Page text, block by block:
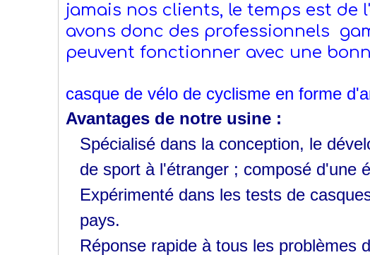
jamais nos clients, le temps est de
avons donc des professionnels
peuvent fonctionner avec une
casque de vélo de cyclisme en forme
Avantages de notre usine :
Spécialisé dans la conception, le
de sport à l'étranger ; composé d'une
Expérimenté dans les tests de
pays.
Réponse rapide à tous les problèmes